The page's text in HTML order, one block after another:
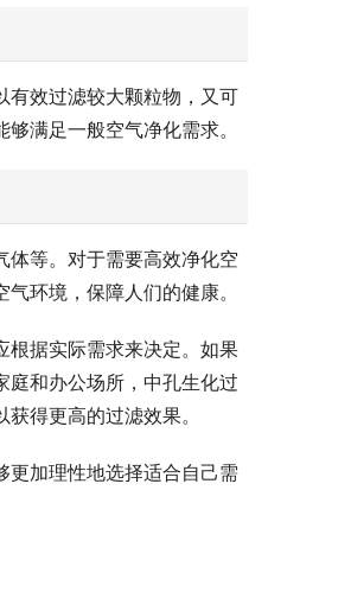
有效过滤较大颗粒物，又可
满足一般空气净化需求。
体等。对于需要高效净化空
环境，保障人们的健康。
根据实际需求来决定。如果
庭和办公场所，中孔生化过
得更高的过滤效果。
更加理性地选择适合自己需